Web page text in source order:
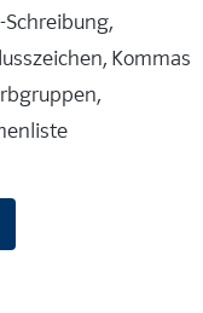
Kommas